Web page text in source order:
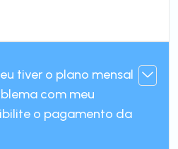
tiver o plano mensal
com meu
o pagamento da